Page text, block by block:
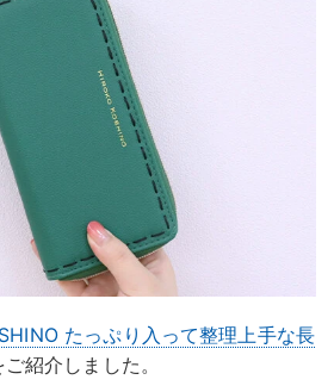
たっぷり入って整理上手な長
紹介しました。